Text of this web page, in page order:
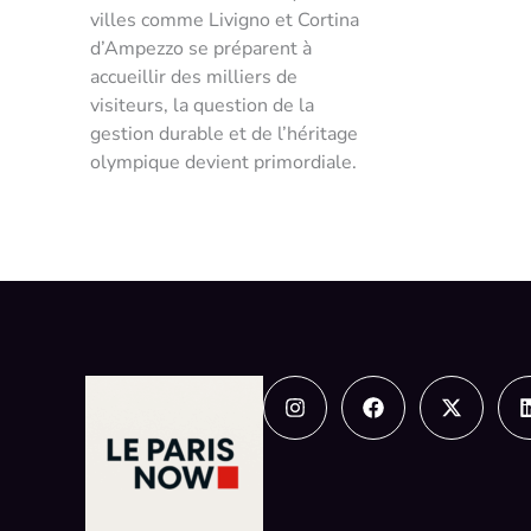
villes comme Livigno et Cortina
d’Ampezzo se préparent à
accueillir des milliers de
visiteurs, la question de la
gestion durable et de l’héritage
olympique devient primordiale.
InstagramFacebookX-
twitter